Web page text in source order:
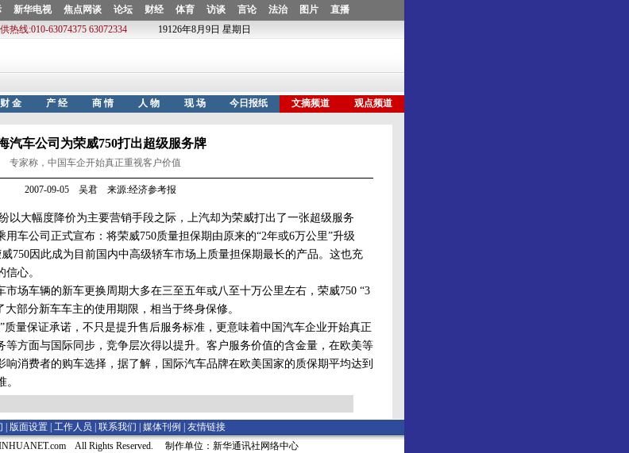
海汽车公司为荣威750打出超级服务牌
专家称，中国车企开始真正重视客户价值
2007-09-05 吴君 来源:经济参考报
大幅度降价为主要营销手段之际，上汽却为荣威打出了一张超级服务
车公司正式宣布：将荣威750质量担保期由原来的“2年或6万公里”升级
750因此成为目前国内中高级轿车市场上质量担保期最长的产品。这也充
心。
车辆的新车更换周期大多在三至五年或八至十万公里左右，荣威750 “3
部分新车车主的使用期限，相当于终身保修。
量保证承诺，不只是提升售后服务标准，更意味着中国汽车企业开始真正
等方面与国际同步，竞争层次得以提升。客户服务价值的含金量，在欧美等
消费者的购车选择，据了解，国际汽车品牌在欧美国家的质保期平均达到
| 版面设置 工作人员 联系我们 媒体刊例
友情链接
All Rights Reserved. 制作单位：新华通讯社网络中心